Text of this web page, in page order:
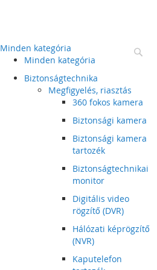
Minden kategória
Minden kategória
Biztonságtechnika
Megfigyelés, riasztás
360 fokos kamera
Biztonsági kamera
Biztonsági kamera
tartozék
Biztonságtechnikai
monitor
Digitális video
rögzítő (DVR)
Hálózati képrögzítő
(NVR)
Kaputelefon